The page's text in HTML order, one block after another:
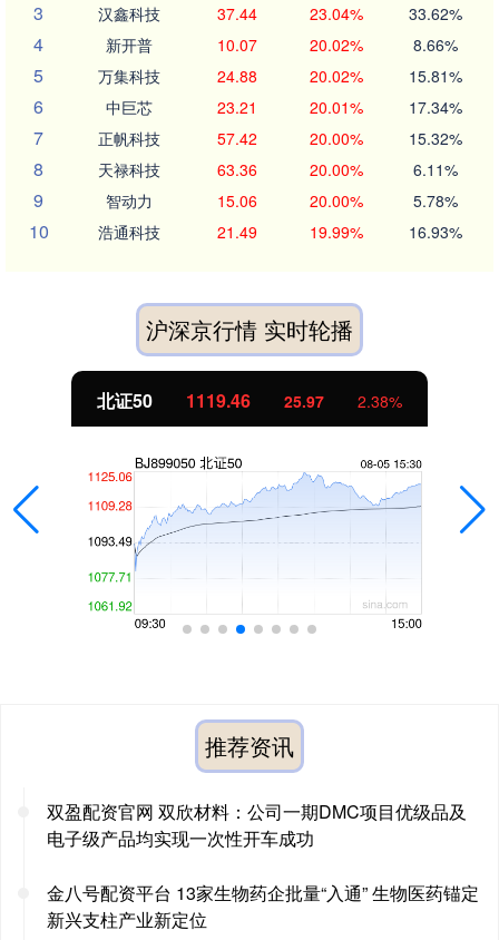
3 汉鑫科技 37.44 23.04% 33.62%
4 新开普 10.07 20.02% 8.66%
5 万集科技 24.88 20.02% 15.81%
6 中巨芯 23.21 20.01% 17.34%
7 正帆科技 57.42 20.00% 15.32%
8 天禄科技 63.36 20.00% 6.11%
9 智动力 15.06 20.00% 5.78%
10 浩通科技 21.49 19.99% 16.93%
沪深京行情 实时轮播
北证50 1119.46 25.97 2.38%
推荐资讯
双盈配资官网 双欣材料：公司一期DMC项目优级品及
电子级产品均实现一次性开车成功
金八号配资平台 13家生物药企批量“入通” 生物医药锚定
新兴支柱产业新定位